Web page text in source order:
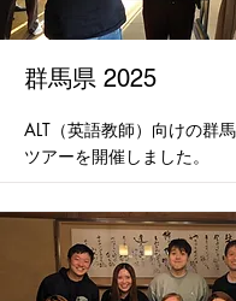
群馬県 2025
ALT（英語教師）向けの群
ツアーを開催しました。